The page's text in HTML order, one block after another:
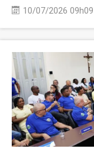
10/07/2026 09h09